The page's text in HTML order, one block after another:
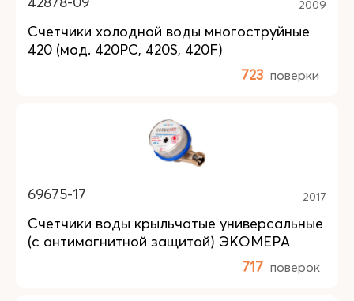
2009
Счетчики холодной воды многоструйные
420 (мод. 420PC, 420S, 420F)
723 поверки
69675-17 2017
Счетчики воды крыльчатые универсальные
(с антимагнитной защитой) ЭКОМЕРА
717 поверок